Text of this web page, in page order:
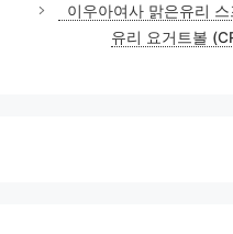
이우아여사 맑은유리
유리 요거트볼